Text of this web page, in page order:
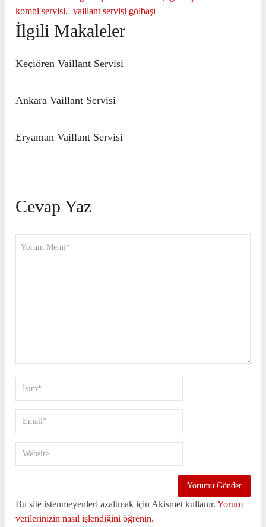
kombi servisi, vaillant servisi gölbaşı
İlgili Makaleler
Keçiören Vaillant Servisi
Ankara Vaillant Servisi
Eryaman Vaillant Servisi
Cevap Yaz
Bu site istenmeyenleri azaltmak için Akismet kullanır.Yorum
verilerinizin nasıl işlendiğini öğrenin.